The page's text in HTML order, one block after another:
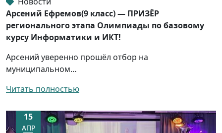
Арсений Ефремов(9 класс) — ПРИЗЁР
регионального этапа Олимпиады по базовому
курсу Информатики и ИКТ!
Арсений уверенно прошёл отбор на
муниципальном…
Читать полностью
15
АПР